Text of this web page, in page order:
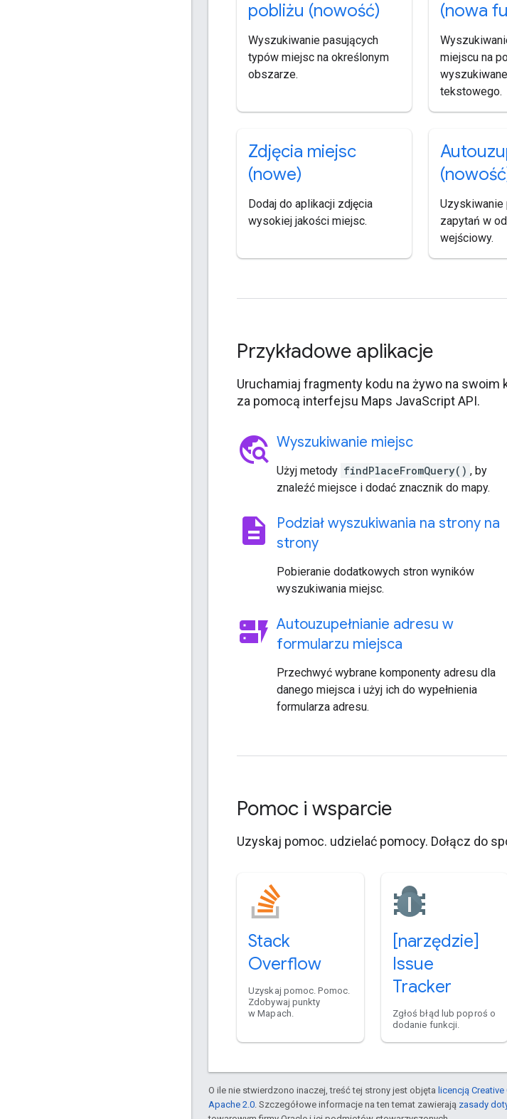
pobliżu (nowość)
Wyszukiwanie pasujących
typów miejsc na określonym
obszarze.
(nowa
miejscu na
tekstowego.
Zdjęcia miejsc
(nowe)
Dodaj do aplikacji zdjęcia
wysokiej jakości miejsc.
zapytań w
wejściowy.
Przykładowe aplikacje
Uruchamiaj fragmenty kodu na żywo na
za pomocą interfejsu Maps JavaScript API.
travel_explore Wyszukiwanie miejsc
Użyj metody findPlaceFromQuery() , by
znaleźć miejsce i dodać znacznik do mapy.
description
Podział wyszukiwania na strony na
strony
Pobieranie dodatkowych stron wyników
wyszukiwania miejsc.
dynamic_form Autouzupełnianie adresu w
formularzu miejsca
Przechwyć wybrane komponenty adresu dla
danego miejsca i użyj ich do wypełnienia
formularza adresu.
Pomoc i wsparcie
Uzyskaj pomoc. udzielać pomocy. Dołącz do
Stack
Overflow
Uzyskaj pomoc. Pomoc.
Zdobywaj punkty
w Mapach.
[narzędzie]
Issue
Tracker
Zgłoś błąd lub poproś o
dodanie funkcji.
O ile nie stwierdzono inaczej, treść tej strony jest objęta licencją
Apache 2.0. Szczegółowe informacje na ten temat zawierają zasady